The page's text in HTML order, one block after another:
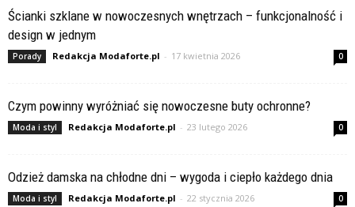
Ścianki szklane w nowoczesnych wnętrzach – funkcjonalność i
design w jednym
Porady Redakcja Modaforte.pl - 17 kwietnia 2026 0
Czym powinny wyróżniać się nowoczesne buty ochronne?
Moda i styl Redakcja Modaforte.pl - 23 lutego 2026 0
Odzież damska na chłodne dni – wygoda i ciepło każdego dnia
Moda i styl Redakcja Modaforte.pl - 22 stycznia 2026 0